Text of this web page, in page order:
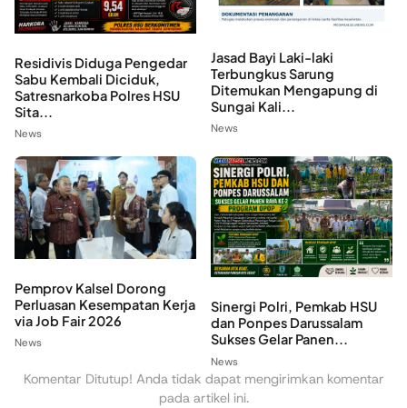
Residivis Diduga Pengedar
Sabu Kembali Diciduk,
Satresnarkoba Polres HSU
Sita...
News
Jasad Bayi Laki-laki
Terbungkus Sarung
Ditemukan Mengapung di
Sungai Kali...
News
Pemprov Kalsel Dorong
Perluasan Kesempatan Kerja
via Job Fair 2026
News
Sinergi Polri, Pemkab HSU
dan Ponpes Darussalam
Sukses Gelar Panen...
News
Komentar Ditutup! Anda tidak dapat mengirimkan komentar
pada artikel ini.